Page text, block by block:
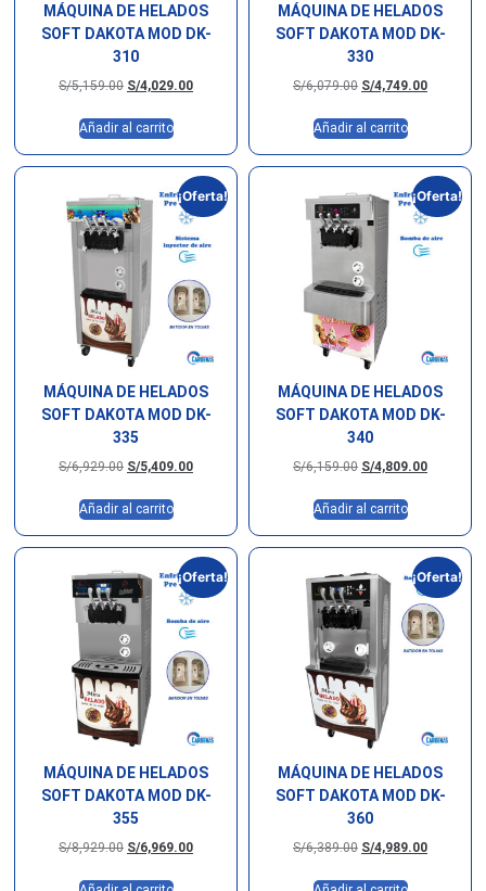
MÁQUINA DE HELADOS
SOFT DAKOTA MOD DK-
310
S/5,159.00 S/4,029.00
Añadir al carrito
MÁQUINA DE HELADOS
SOFT DAKOTA MOD DK-
330
S/6,079.00 S/4,749.00
Añadir al carrito
¡Oferta!
MÁQUINA DE HELADOS
SOFT DAKOTA MOD DK-
335
S/6,929.00 S/5,409.00
Añadir al carrito
¡Oferta!
MÁQUINA DE HELADOS
SOFT DAKOTA MOD DK-
340
S/6,159.00 S/4,809.00
Añadir al carrito
¡Oferta!
MÁQUINA DE HELADOS
SOFT DAKOTA MOD DK-
355
S/8,929.00 S/6,969.00
¡Oferta!
MÁQUINA DE HELADOS
SOFT DAKOTA MOD DK-
360
S/6,389.00 S/4,989.00